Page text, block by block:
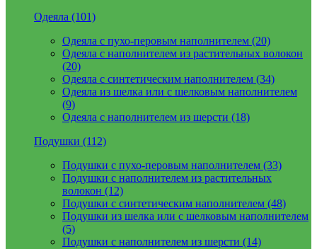
Одеяла (101)
Одеяла с пухо-перовым наполнителем (20)
Одеяла с наполнителем из растительных волокон
(20)
Одеяла с синтетическим наполнителем (34)
Одеяла из шелка или с шелковым наполнителем
(9)
Одеяла с наполнителем из шерсти (18)
Подушки (112)
Подушки с пухо-перовым наполнителем (33)
Подушки с наполнителем из растительных
волокон (12)
Подушки с синтетическим наполнителем (48)
Подушки из шелка или с шелковым наполнителем
(5)
Подушки с наполнителем из шерсти (14)